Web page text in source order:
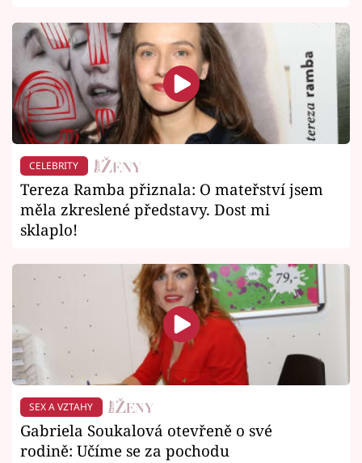
CELEBRITY
Tereza Ramba přiznala: O mateřství jsem
měla zkreslené představy. Dost mi
sklaplo!
SEX A VZTAHY
Gabriela Soukalová otevřeně o své
rodině: Učíme se za pochodu